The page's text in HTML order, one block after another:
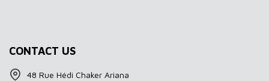
CONTACT US
48 Rue Hédi Chaker Ariana